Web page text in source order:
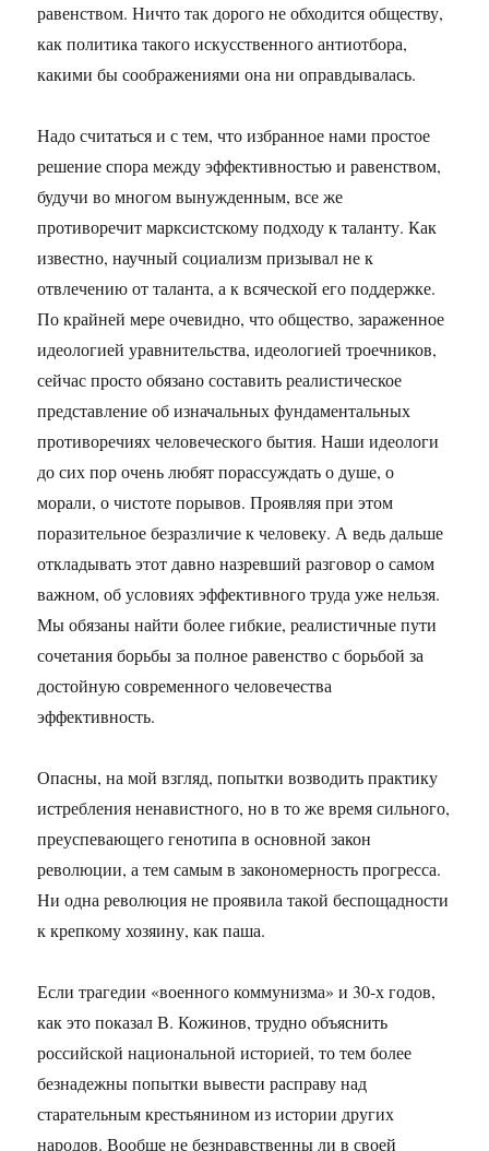
равенством. Ничто так дорого не обходится обществу,
как политика такого искусственного антиотбора,
какими бы соображениями она ни оправдывалась.
Надо считаться и с тем, что избранное нами простое
решение спора между эффективностью и равенством,
будучи во многом вынужденным, все же
противоречит марксистскому подходу к таланту. Как
известно, научный социализм призывал не к
отвлечению от таланта, а к всяческой его поддержке.
По крайней мере очевидно, что общество, зараженное
идеологией уравнительства, идеологией троечников,
сейчас просто обязано составить реалистическое
представление об изначальных фундаментальных
противоречиях человеческого бытия. Наши идеологи
до сих пор очень любят порассуждать о душе, о
морали, о чистоте порывов. Проявляя при этом
поразительное безразличие к человеку. А ведь дальше
откладывать этот давно назревший разговор о самом
важном, об условиях эффективного труда уже нельзя.
Мы обязаны найти более гибкие, реалистичные пути
сочетания борьбы за полное равенство с борьбой за
достойную современного человечества
эффективность.
Опасны, на мой взгляд, попытки возводить практику
истребления ненавистного, но в то же время сильного,
преуспевающего генотипа в основной закон
революции, а тем самым в закономерность прогресса.
Ни одна революция не проявила такой беспощадности
к крепкому хозяину, как паша.
Если трагедии «военного коммунизма» и 30-х годов,
как это показал В. Кожинов, трудно объяснить
российской национальной историей, то тем более
безнадежны попытки вывести расправу над
старательным крестьянином из истории других
народов. Вообще не безнравственны ли в своей